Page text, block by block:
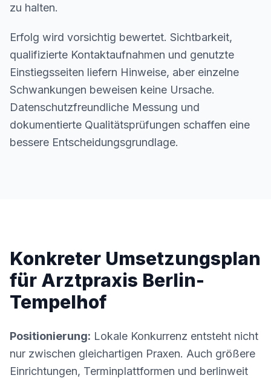
zu halten.
Erfolg wird vorsichtig bewertet. Sichtbarkeit,
qualifizierte Kontaktaufnahmen und genutzte
Einstiegsseiten liefern Hinweise, aber einzelne
Schwankungen beweisen keine Ursache.
Datenschutzfreundliche Messung und
dokumentierte Qualitätsprüfungen schaffen eine
bessere Entscheidungsgrundlage.
Konkreter Umsetzungsplan
für Arztpraxis Berlin-
Tempelhof
Positionierung: Lokale Konkurrenz entsteht nicht
nur zwischen gleichartigen Praxen. Auch größere
Einrichtungen, Terminplattformen und berlinweit